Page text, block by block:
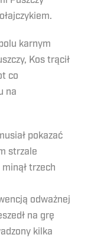
karnym
Kos trącił
co
na
pokazać
strzale
trzech
odważnej
na grę
kilka